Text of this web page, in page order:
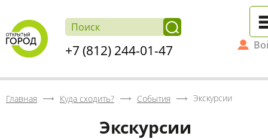
+7 (812) 244-01-47
Главная Куда сходить? События Экскурсии
Экскурсии